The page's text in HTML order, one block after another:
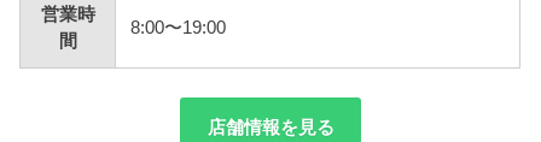
営業時
間
8:00〜19:00
店舗情報を見る